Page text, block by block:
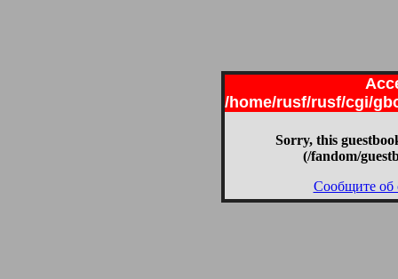
/home/rusf/rusf/cgi/
Sorry, this
(/fandom/
Сообщите об